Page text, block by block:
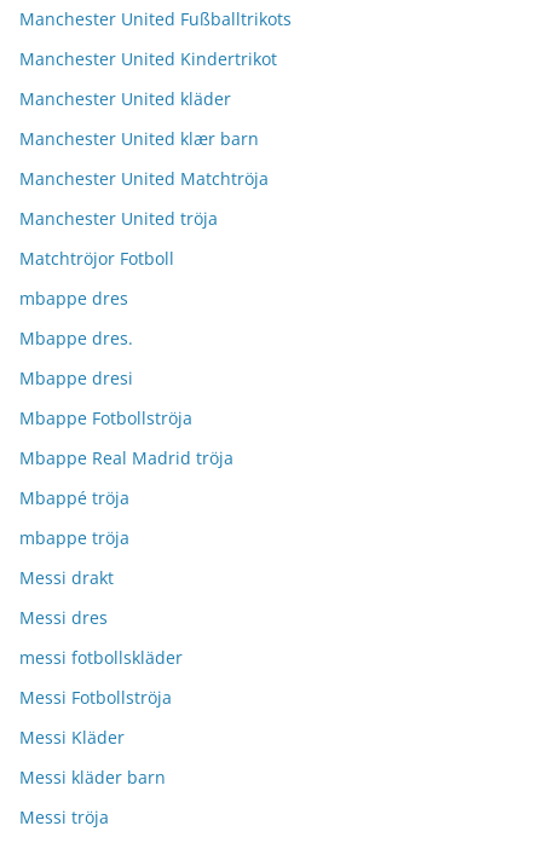
Manchester United Fußballtrikots
Manchester United Kindertrikot
Manchester United kläder
Manchester United klær barn
Manchester United Matchtröja
Manchester United tröja
Matchtröjor Fotboll
mbappe dres
Mbappe dres.
Mbappe dresi
Mbappe Fotbollströja
Mbappe Real Madrid tröja
Mbappé tröja
mbappe tröja
Messi drakt
Messi dres
messi fotbollskläder
Messi Fotbollströja
Messi Kläder
Messi kläder barn
Messi tröja